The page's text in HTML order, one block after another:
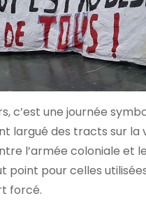
c’est une journée
largué des tracts sur
l’armée coloniale et
point pour celles
forcé.